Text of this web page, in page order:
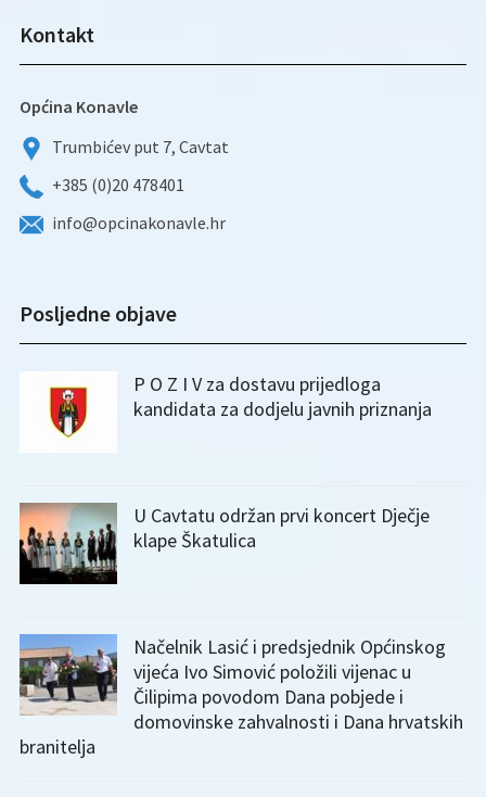
Kontakt
Općina Konavle
Trumbićev put 7, Cavtat
+385 (0)20 478401
info@opcinakonavle.hr
Posljedne objave
P O Z I V za dostavu prijedloga
kandidata za dodjelu javnih priznanja
U Cavtatu održan prvi koncert Dječje
klape Škatulica
Načelnik Lasić i predsjednik Općinskog
vijeća Ivo Simović položili vijenac u
Čilipima povodom Dana pobjede i
domovinske zahvalnosti i Dana hrvatskih
branitelja